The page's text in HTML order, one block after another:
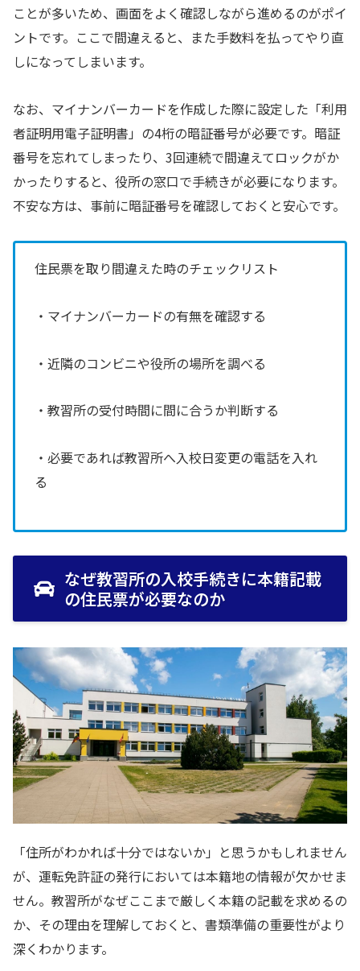
ことが多いため、画面をよく確認しながら進めるのがポイ
ントです。ここで間違えると、また手数料を払ってやり直
しになってしまいます。
なお、マイナンバーカードを作成した際に設定した「利用
者証明用電子証明書」の4桁の暗証番号が必要です。暗証
番号を忘れてしまったり、3回連続で間違えてロックがか
かったりすると、役所の窓口で手続きが必要になります。
不安な方は、事前に暗証番号を確認しておくと安心です。
住民票を取り間違えた時のチェックリスト
・マイナンバーカードの有無を確認する
・近隣のコンビニや役所の場所を調べる
・教習所の受付時間に間に合うか判断する
・必要であれば教習所へ入校日変更の電話を入れ
る
なぜ教習所の入校手続きに本籍記載
の住民票が必要なのか
「住所がわかれば十分ではないか」と思うかもしれません
が、運転免許証の発行においては本籍地の情報が欠かせま
せん。教習所がなぜここまで厳しく本籍の記載を求めるの
か、その理由を理解しておくと、書類準備の重要性がより
深くわかります。